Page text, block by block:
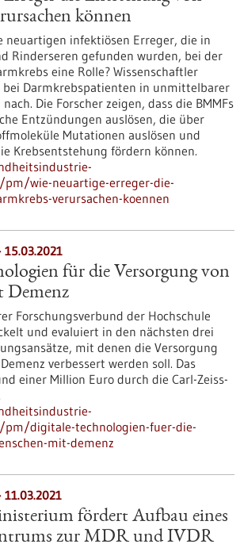
können
neuartigen infektiösen Erreger, die in
Rinderseren gefunden wurden, bei der
eine Rolle? Wissenschaftler
bei Darmkrebspatienten in unmittelbarer
Die Forscher zeigen, dass die BMMFs
Entzündungen auslösen, die über
Mutationen auslösen und
Krebsentstehung fördern können.
wie-neuartige-erreger-die-
verursachen-koennen
für die Versorgung von
Demenz
Forschungsverbund der Hochschule
und evaluiert in den nächsten drei
mit denen die Versorgung
verbessert werden soll. Das
einer Million Euro durch die Carl-Zeiss-
digitale-technologien-fuer-die-
mit-demenz
fördert Aufbau eines
zur MDR und IVDR